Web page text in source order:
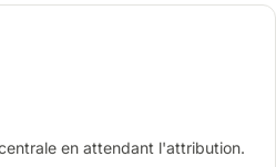
en attendant l'attribution.